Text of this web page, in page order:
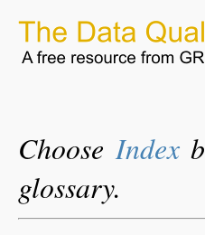
ChooseIndex
glossary.